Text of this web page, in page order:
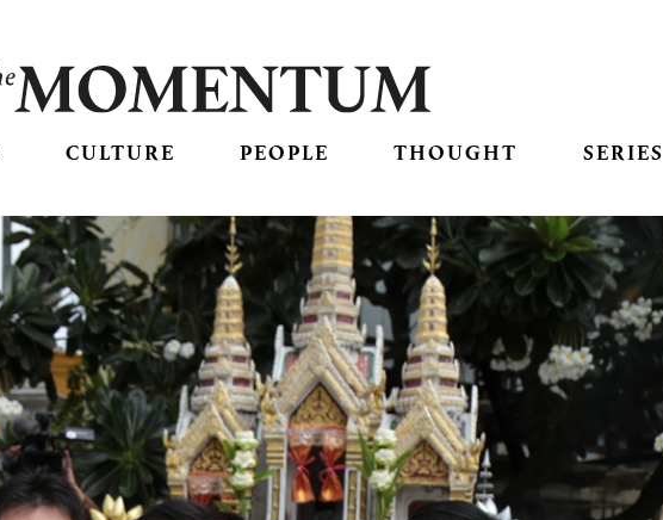
CULTURE PEOPLE THOUGHT SERIES